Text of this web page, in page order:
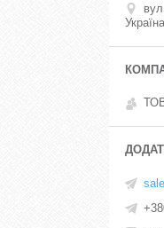
Україна